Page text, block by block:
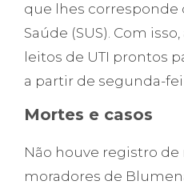
que lhes corresponde
Saúde (SUS). Com
leitos de UTI prontos
a partir de segunda-
Mortes e casos
Não houve registro
moradores de